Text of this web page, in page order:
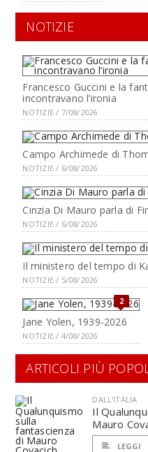
NOTIZIE
Francesco Guccini e la
incontravano l’ironia
NOTIZIE / 7/08/2026
Campo Archimede di
NOTIZIE / 6/08/2026
Cinzia Di Mauro parla di
NOTIZIE / 6/08/2026
Il ministero del tempo di
NOTIZIE / 5/08/2026
2
Jane Yolen, 1939-2026
NOTIZIE / 4/08/2026
ARTICOLI PIÙ
DALL'ITALIA
Il
Mauro
LEGGI